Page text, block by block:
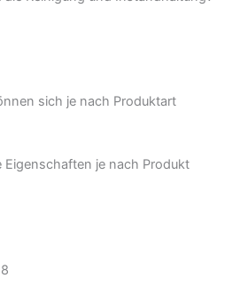
sich je nach Produktart
je nach Produkt